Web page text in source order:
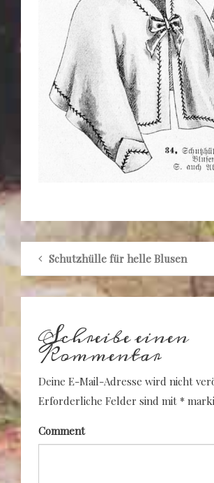
Schutzhülle für helle Blusen
Schreibe einen
Kommentar
Deine E-Mail-Adresse wird nicht
Erforderliche Felder sind mit *
Comment